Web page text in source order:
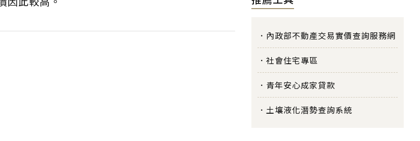
內政部不動產交易實價查詢服務網
社會住宅專區
青年安心成家貸款
土壤液化潛勢查詢系統